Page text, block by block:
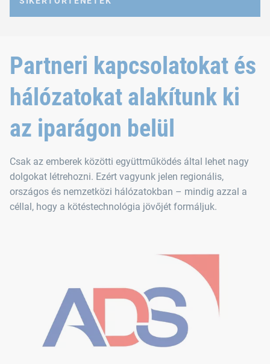
Partneri kapcsolatokat és
hálózatokat alakítunk ki
az iparágon belül
Csak az emberek közötti együttműködés által lehet nagy
dolgokat létrehozni. Ezért vagyunk jelen regionális,
országos és nemzetközi hálózatokban – mindig azzal a
céllal, hogy a kötéstechnológia jövőjét formáljuk.